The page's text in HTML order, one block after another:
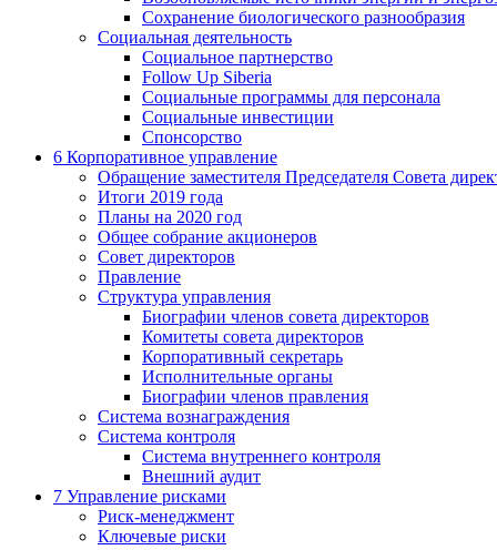
Сохранение биологического разнообразия
Социальная деятельность
Социальное партнерство
Follow Up Siberia
Социальные программы для персонала
Социальные инвестиции
Спонсорство
6 Корпоративное управление
Обращение заместителя Председателя Совета
Итоги 2019 года
Планы на 2020 год
Общее собрание акционеров
Совет директоров
Правление
Структура управления
Биографии членов совета директоров
Комитеты совета директоров
Корпоративный секретарь
Исполнительные органы
Биографии членов правления
Система вознаграждения
Система контроля
Система внутреннего контроля
Внешний аудит
7 Управление рисками
Риск-менеджмент
Ключевые риски